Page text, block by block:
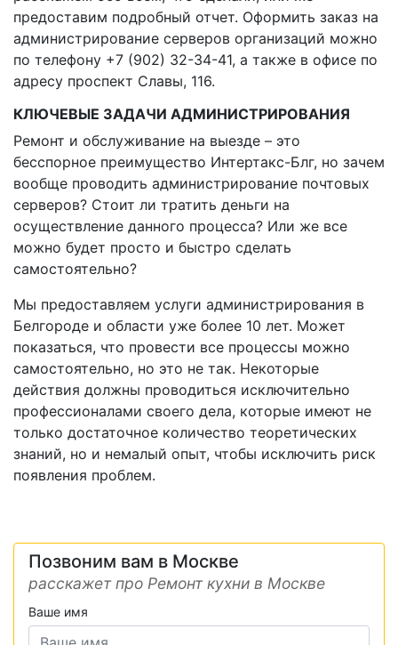
предоставим подробный отчет. Оформить заказ на
администрирование серверов организаций можно
по телефону +7 (902) 32-34-41, а также в офисе по
адресу проспект Славы, 116.
КЛЮЧЕВЫЕ ЗАДАЧИ АДМИНИСТРИРОВАНИЯ
Ремонт и обслуживание на выезде – это
бесспорное преимущество Интертакс-Блг, но зачем
вообще проводить администрирование почтовых
серверов? Стоит ли тратить деньги на
осуществление данного процесса? Или же все
можно будет просто и быстро сделать
самостоятельно?
Мы предоставляем услуги администрирования в
Белгороде и области уже более 10 лет. Может
показаться, что провести все процессы можно
самостоятельно, но это не так. Некоторые
действия должны проводиться исключительно
профессионалами своего дела, которые имеют не
только достаточное количество теоретических
знаний, но и немалый опыт, чтобы исключить риск
появления проблем.
Позвоним вам в Москве
расскажет про Ремонт кухни в Москве
Ваше имя